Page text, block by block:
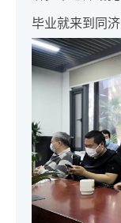
毕业就来到同